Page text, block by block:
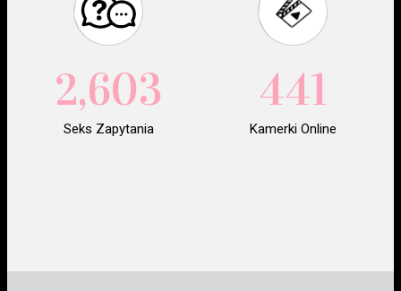
Seks Zapytania
2,603
Kamerki Online
441